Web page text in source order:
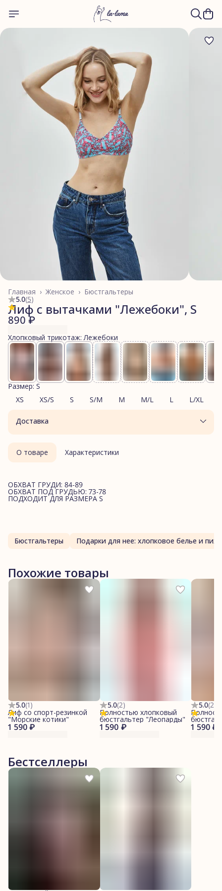
Бюстгальтеры
Женское ›
Главная ›
5.0(5)
Лиф с вытачками "Лежебоки", S
890 ₽
Хлопковый трикотаж: Лежебоки
Размер: S
XS
XS/S S S/M M M/L L L/XL
Доставка
О товаре Характеристики
ОБХВАТ ГРУДИ: 84-89
ОБХВАТ ПОД ГРУДЬЮ: 73-78
ПОДХОДИТ ДЛЯ РАЗМЕРА S
Бюстгальтеры
Похожие товары
5.0(1)
1 590 ₽
Лиф со спорт-резинкой
"Морские котики"
5.0(2)
1 590 ₽
Полностью хлопковый
бюстгальтер "Леопарды"
5.0(2
1 590 ₽
котики"
Бестселлеры